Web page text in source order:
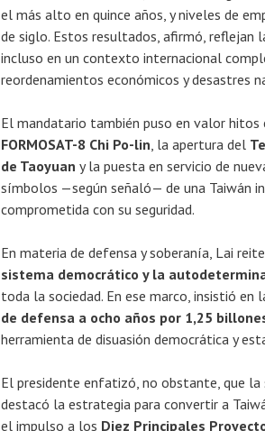
el más alto en quince años, y niveles de
de siglo. Estos resultados, afirmó, reflejan
incluso en un contexto internacional
reordenamientos económicos y desastres
El mandatario también puso en valor
FORMOSAT-8 Chi Po-lin, la apertura del
de Taoyuan y la puesta en servicio de
símbolos —según señaló— de una Taiwán
comprometida con su seguridad.
En materia de defensa y soberanía, Lai
sistema democrático y la
toda la sociedad. En ese marco, insistió en
de defensa a ocho años por 1,25
herramienta de disuasión democrática y
El presidente enfatizó, no obstante, que
destacó la estrategia para convertir a
el impulso a los Diez Principales